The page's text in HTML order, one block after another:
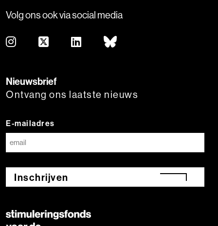
Volg ons ook via social media
Nieuwsbrief
Ontvang ons laatste nieuws
E-mailadres
Inschrijven